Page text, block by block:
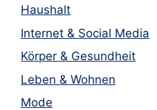
Haushalt
Internet & Social Media
Körper & Gesundheit
Leben & Wohnen
Mode